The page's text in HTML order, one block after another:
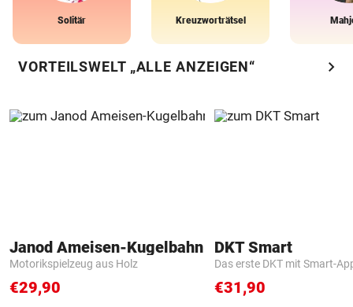
Solitär Kreuzworträtsel
VORTEILSWELT „ALLE ANZEIGEN“ chevron_right
Janod Ameisen-Kugelbahn
Motorikspielzeug aus Holz
€29,90
DKT Smart
Das erste DKT mit Smart-
€31,90